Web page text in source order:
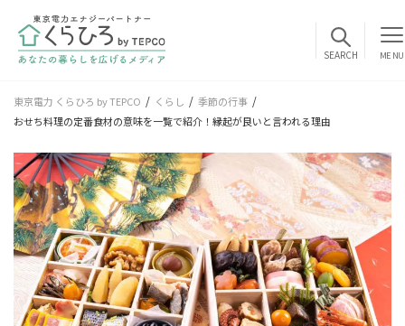
MENU
東京電力 くらひろ by TEPCO くらし
季節の行事
おせち料理の定番食材の意味を一覧で紹介！縁起が良いと言われる理由